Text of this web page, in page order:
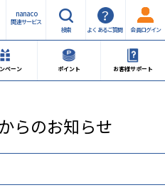
nanaco
関連サービス
検索
よくあるご質問 会員ログイン
ペーン ポイント お客様サポート
らのお知らせ